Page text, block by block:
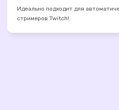
Идеально подходит для
стримеров Twitch!.